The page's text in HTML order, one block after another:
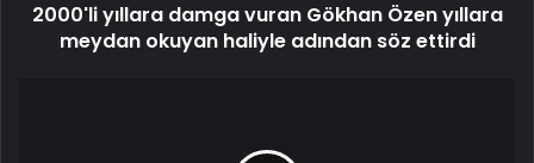
2000'li yıllara damga vuran Gökhan Özen yıllara
meydan okuyan haliyle adından söz ettirdi